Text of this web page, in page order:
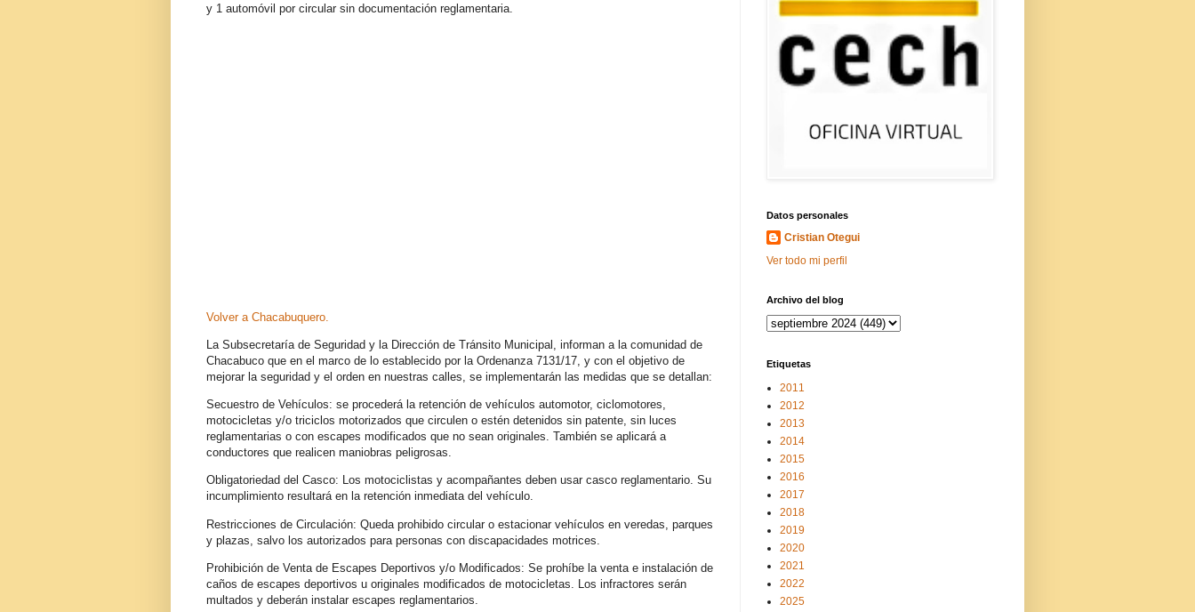
y 1 automóvil por circular sin documentación reglamentaria.
Volver a Chacabuquero.
La Subsecretaría de Seguridad y la Dirección de Tránsito Municipal, informan a la comunidad de
Chacabuco que en el marco de lo establecido por la Ordenanza 7131/17, y con el objetivo de
mejorar la seguridad y el orden en nuestras calles, se implementarán las medidas que se detallan:
Secuestro de Vehículos: se procederá la retención de vehículos automotor, ciclomotores,
motocicletas y/o triciclos motorizados que circulen o estén detenidos sin patente, sin luces
reglamentarias o con escapes modificados que no sean originales. También se aplicará a
conductores que realicen maniobras peligrosas.
Obligatoriedad del Casco: Los motociclistas y acompañantes deben usar casco reglamentario. Su
incumplimiento resultará en la retención inmediata del vehículo.
Restricciones de Circulación: Queda prohibido circular o estacionar vehículos en veredas, parques
y plazas, salvo los autorizados para personas con discapacidades motrices.
Prohibición de Venta de Escapes Deportivos y/o Modificados: Se prohíbe la venta e instalación de
caños de escapes deportivos u originales modificados de motocicletas. Los infractores serán
multados y deberán instalar escapes reglamentarios.
Datos personales
Cristian Otegui
Ver todo mi perfil
Archivo del blog
Etiquetas
2011
2012
2013
2014
2015
2016
2017
2018
2019
2020
2021
2022
2025